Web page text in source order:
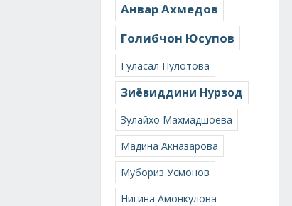
Анвар Ахмедов
Голибчон Юсупов
Гуласал Пулотова
Зиёвиддини Нурзод
Зулайхо Махмадшоева
Мадина Акназарова
Мубориз Усмонов
Нигина Амонкулова